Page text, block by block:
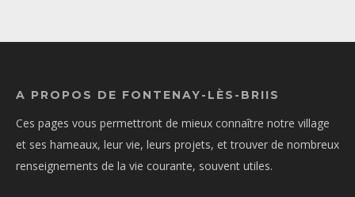
A PROPOS DE FONTENAY-LÈS-BRIIS
Ces pages vous permettront de mieux connaître notre village
et ses hameaux, leur vie, leurs projets, et trouver de nombreux
renseignements de la vie courante, souvent utiles.